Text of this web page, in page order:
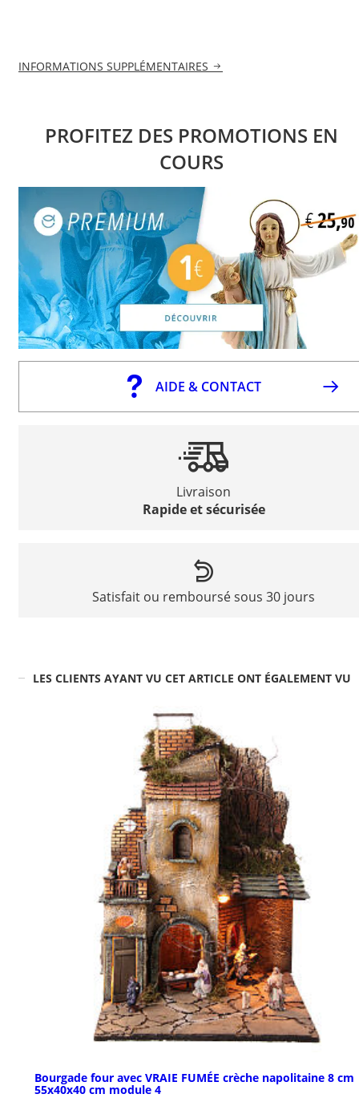
INFORMATIONS SUPPLÉMENTAIRES
PROFITEZ DES PROMOTIONS EN
COURS
AIDE & CONTACT
Livraison
Rapide et sécurisée
Satisfait ou remboursé sous 30 jours
LES CLIENTS AYANT VU CET ARTICLE ONT ÉGALEMENT VU
Bourgade four avec VRAIE FUMÉE crèche napolitaine 8 cm
55x40x40 cm module 4